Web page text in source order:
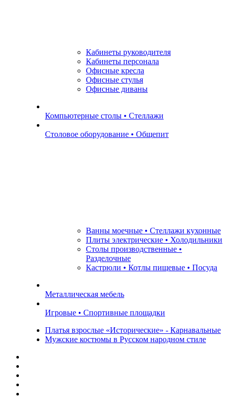
Кабинеты руководителя
Кабинеты персонала
Офисные кресла
Офисные стулья
Офисные диваны
Компьютерные столы • Стеллажи
Столовое оборудование • Общепит
Ванны моечные • Стеллажи кухонные
Плиты электрические • Холодильники
Столы производственные •
Разделочные
Кастрюли • Котлы пищевые • Посуда
Металлическая мебель
Игровые • Спортивные площадки
Платья взрослые «Исторические» - Карнавальные
Мужские костюмы в Русском народном стиле